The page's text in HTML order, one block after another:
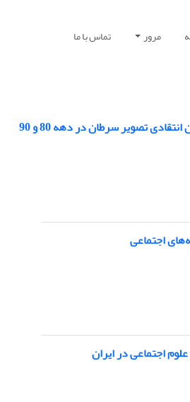
مرور تماس با ما
تصویر سرطان در دهه 80 و 90
اجتماعی
اجتماعی در ایران